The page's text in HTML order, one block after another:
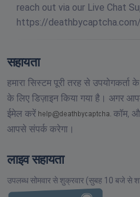
reach out via our Live Chat
https://
सहायता
हमारा सिस्टम पूरी तरह से
के लिए डिज़ाइन किया गया है। अगर
ईमेल करें
कॉम,
आपसे संपर्क करेगा।
लाइव सहायता
उपलब्ध सोमवार से शुक्रवार (सुबह 10 बजे से